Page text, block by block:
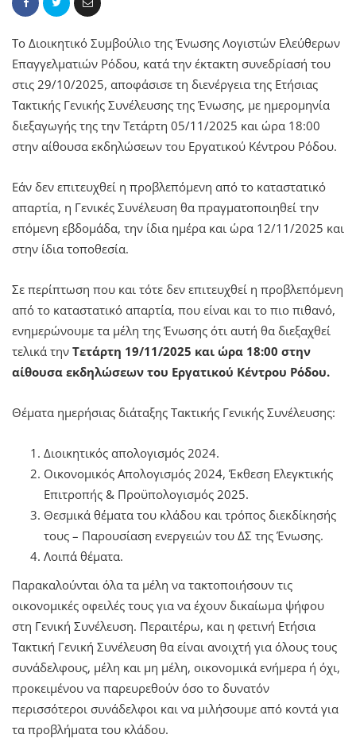
Το Διοικητικό Συμβούλιο της Ένωσης Λογιστών Ελεύθερων
Επαγγελματιών Ρόδου, κατά την έκτακτη συνεδρίασή του
στις 29/10/2025, αποφάσισε τη διενέργεια της Ετήσιας
Τακτικής Γενικής Συνέλευσης της Ένωσης, με ημερομηνία
διεξαγωγής της την Τετάρτη 05/11/2025 και ώρα 18:00
στην αίθουσα εκδηλώσεων του Εργατικού Κέντρου Ρόδου.
Εάν δεν επιτευχθεί η προβλεπόμενη από το καταστατικό
απαρτία, η Γενικές Συνέλευση θα πραγματοποιηθεί την
επόμενη εβδομάδα, την ίδια ημέρα και ώρα 12/11/2025 και
στην ίδια τοποθεσία.
Σε περίπτωση που και τότε δεν επιτευχθεί η προβλεπόμενη
από το καταστατικό απαρτία, που είναι και το πιο πιθανό,
ενημερώνουμε τα μέλη της Ένωσης ότι αυτή θα διεξαχθεί
τελικά την Τετάρτη 19/11/2025 και ώρα 18:00 στην
αίθουσα εκδηλώσεων του Εργατικού Κέντρου Ρόδου.
Θέματα ημερήσιας διάταξης Τακτικής Γενικής Συνέλευσης:
Διοικητικός απολογισμός 2024.
Οικονομικός Απολογισμός 2024, Έκθεση Ελεγκτικής
Επιτροπής & Προϋπολογισμός 2025.
Θεσμικά θέματα του κλάδου και τρόπος διεκδίκησής
τους – Παρουσίαση ενεργειών του ΔΣ της Ένωσης.
Λοιπά θέματα.
Παρακαλούνται όλα τα μέλη να τακτοποιήσουν τις
οικονομικές οφειλές τους για να έχουν δικαίωμα ψήφου
στη Γενική Συνέλευση. Περαιτέρω, και η φετινή Ετήσια
Τακτική Γενική Συνέλευση θα είναι ανοιχτή για όλους τους
συνάδελφους, μέλη και μη μέλη, οικονομικά ενήμερα ή όχι,
προκειμένου να παρευρεθούν όσο το δυνατόν
περισσότεροι συνάδελφοι και να μιλήσουμε από κοντά για
τα προβλήματα του κλάδου.